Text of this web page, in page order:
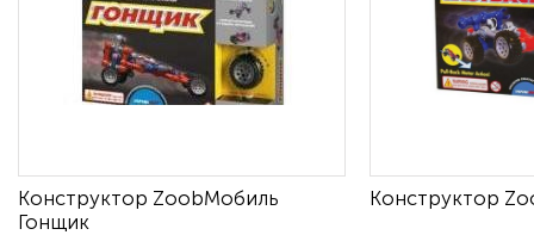
Конструктор ZoobМобиль
Гонщик
Конструктор